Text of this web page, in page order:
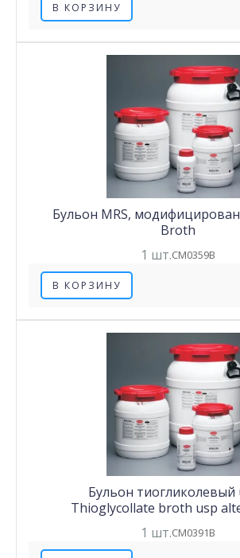
В КОРЗИНУ
Бульон MRS,
Broth
1 шт.CM0359B
В КОРЗИНУ
Бульон тиогликолевый
Thioglycollate broth usp
1 шт.CM0391B